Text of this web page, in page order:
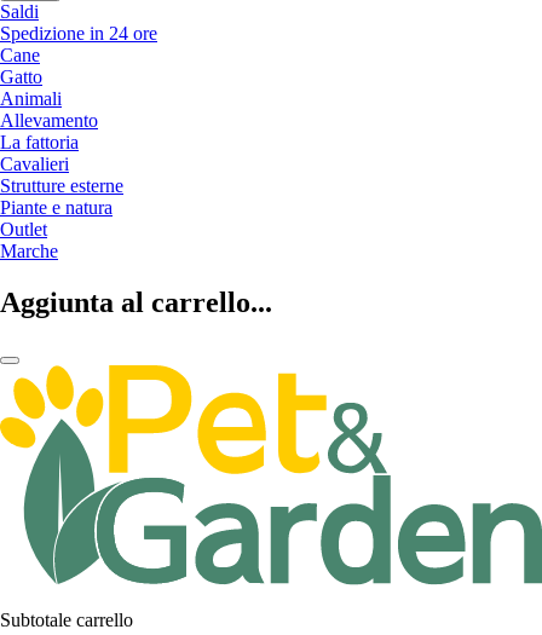
Saldi
Spedizione in 24 ore
Cane
Gatto
Animali
Allevamento
La fattoria
Cavalieri
Strutture esterne
Piante e natura
Outlet
Marche
Aggiunta al carrello...
Subtotale carrello